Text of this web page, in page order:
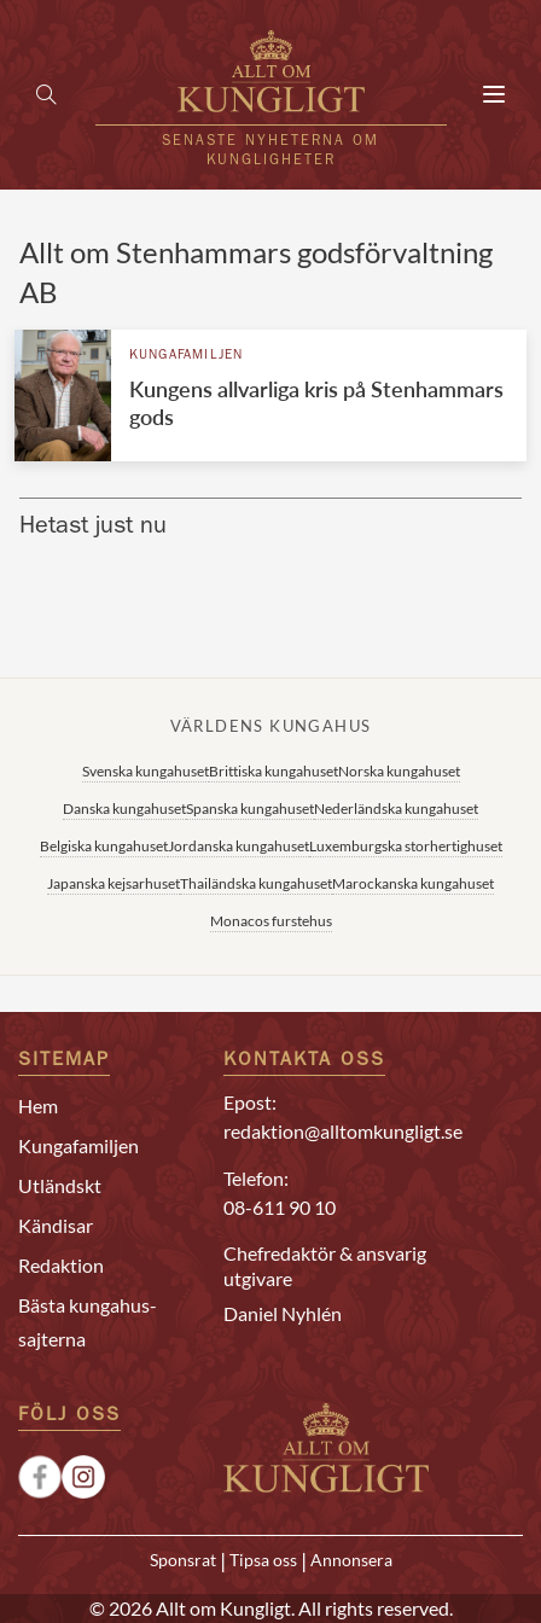
SENASTE NYHETERNA OM
KUNGLIGHETER
UTLÄNDSKT
KÄNDISAR
VÄRLDENS KUNGAHUS
Svenska kungahuset
Japanska kejsarhuset
Thailändska kungahuset
Allt om Stenhammars godsförvaltning
AB
KUNGAFAMILJEN
Kungens allvarliga kris på Stenhammars
gods
Hetast just nu
VÄRLDENS KUNGAHUS
Svenska kungahusetBrittiska kungahusetNorska kungahuset
Danska kungahusetSpanska kungahusetNederländska kungahuset
Belgiska kungahusetJordanska kungahusetLuxemburgska storhertighuset
Japanska kejsarhusetThailändska kungahusetMarockanska kungahuset
Monacos furstehus
SITEMAP
Hem
Kungafamiljen
Utländskt
Kändisar
Redaktion
Bästa kungahus-
sajterna
KONTAKTA OSS
Epost:
redaktion@alltomkungligt.se
Telefon:
08-611 90 10
Chefredaktör & ansvarig
utgivare
Daniel Nyhlén
FÖLJ OSS
Sponsrat | Tipsa oss | Annonsera
© 2026 Allt om Kungligt. All rights reserved.